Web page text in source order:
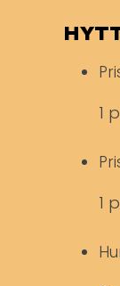
1
1